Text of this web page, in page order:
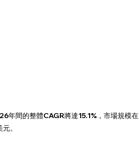
年間的整體CAGR將達15.1%，市場規模在
。